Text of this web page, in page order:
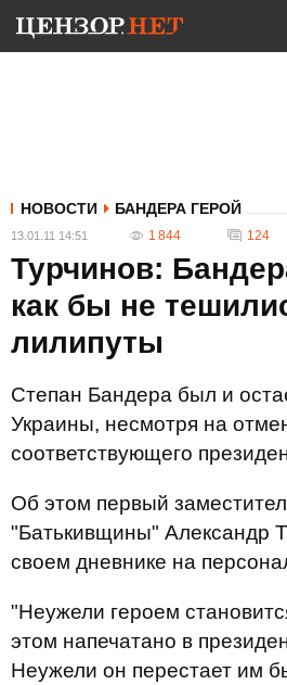
НОВОСТИ БАНДЕРА ГЕРОЙ
13.01.11 14:51 1 844 124
Турчинов:
как бы не
лилипуты
Степан Бандера был и
Украины, несмотря на
соответствующего
Об этом первый
"Батькивщины" Александр
своем дневнике на
"Неужели героем
этом напечатано в
Неужели он перестает им